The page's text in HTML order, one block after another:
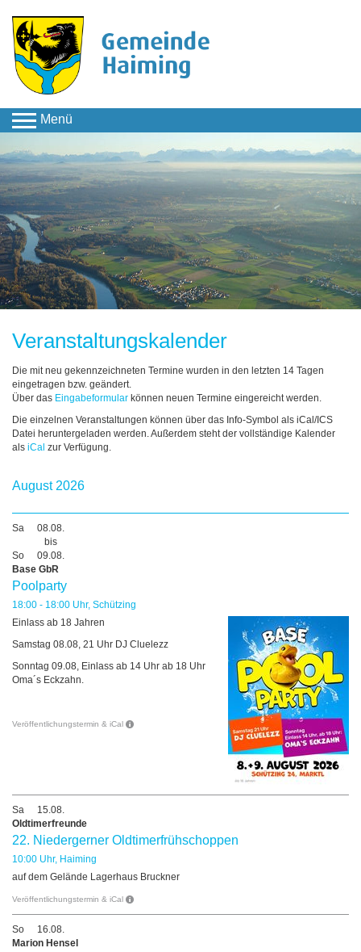
Menü
Veranstaltungskalender
Die mit neu gekennzeichneten Termine wurden in den letzten 14 Tagen
eingetragen bzw. geändert.
Über das Eingabeformular können neuen Termine eingereicht werden.
Die einzelnen Veranstaltungen können über das Info-Symbol als iCal/ICS
Datei heruntergeladen werden. Außerdem steht der vollständige Kalender
als iCal zur Verfügung.
August 2026
Sa
So
08.08.
bis
09.08.
Base GbR
Poolparty
18:00 - 18:00 Uhr, Schützing
Einlass ab 18 Jahren
Samstag 08.08, 21 Uhr DJ Cluelezz
Sonntag 09.08, Einlass ab 14 Uhr ab 18 Uhr
Oma´s Eckzahn.
Veröffentlichungstermin & iCal
Sa
15.08.
Oldtimerfreunde
22. Niedergerner Oldtimerfrühschoppen
10:00 Uhr, Haiming
auf dem Gelände Lagerhaus Bruckner
Veröffentlichungstermin & iCal
So
16.08.
Marion Hensel